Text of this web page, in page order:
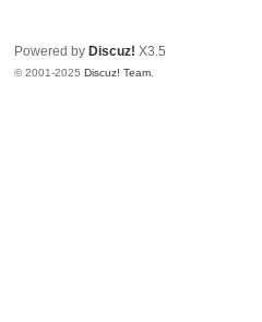
Powered by Discuz! X3.5
© 2001-2025Discuz! Team